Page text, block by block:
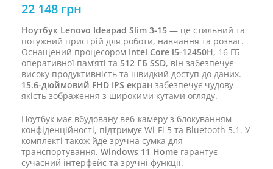
22 148 грн
Ноутбук Lenovo Ideapad Slim 3-15 — це стильний та
потужний пристрій для роботи, навчання та розваг.
Оснащений процесором Intel Core i5-12450H, 16 ГБ
оперативної пам’яті та 512 ГБ SSD, він забезпечує
високу продуктивність та швидкий доступ до даних.
15.6-дюймовий FHD IPS екран забезпечує чудову
якість зображення з широкими кутами огляду.
Ноутбук має вбудовану веб-камеру з блокуванням
конфіденційності, підтримує Wi-Fi 5 та Bluetooth 5.1. У
комплекті також йде зручна сумка для
транспортування. Windows 11 Home гарантує
сучасний інтерфейс та зручні функції.